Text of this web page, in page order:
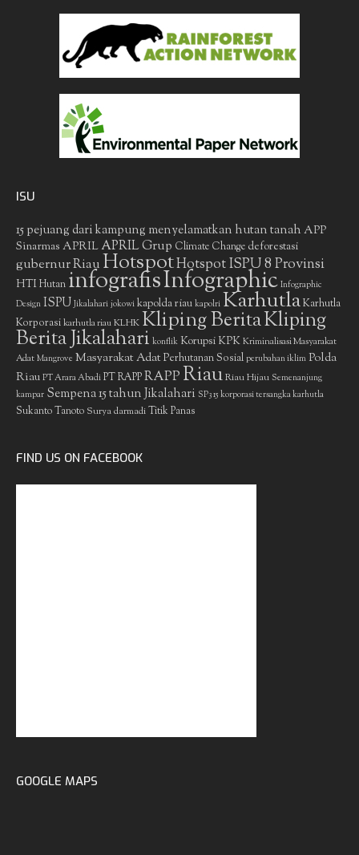
ISU
15 pejuang dari kampung menyelamatkan hutan tanah APP
Sinarmas APRIL APRIL Grup Climate Change deforestasi
gubernur RiauHotspotHotspot ISPU 8 Provinsi
HTIHutan infografisInfographic Infographic
Design ISPU Jikalahari jokowi kapolda riau kapolri KarhutlaKarhutla
Korporasikarhutla riauKLHKKliping BeritaKliping
Berita Jikalahari konflik Korupsi KPKKriminalisasi Masyarakat
Adat Mangrove Masyarakat AdatPerhutanan Sosial perubahan iklim Polda
Riau PT Arara Abadi PT RAPPRAPPRiauRiau Hijau Semenanjung
kampar Sempena 15 tahun Jikalahari SP3 15 korporasi tersangka karhutla
Sukanto Tanoto Surya darmadiTitik Panas
FIND US ON FACEBOOK
GOOGLE MAPS